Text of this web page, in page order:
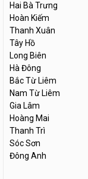
Hai Bà Trưng
Hoàn Kiếm
Thanh Xuân
Tây Hồ
Long Biên
Hà Đông
Bắc Từ Liêm
Nam Từ Liêm
Gia Lâm
Hoàng Mai
Thanh Trì
Sóc Sơn
Đông Anh